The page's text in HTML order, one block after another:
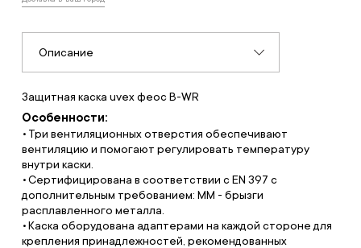
Описание
Защитная каска uvex феос B-WR
Особенности:
Три вентиляционных отверстия обеспечивают
вентиляцию и помогают регулировать температуру
внутри каски.
Сертифицирована в соответствии с EN 397 с
дополнительным требованием: ММ - брызги
расплавленного металла.
Каска оборудована адаптерами на каждой стороне для
крепления принадлежностей, рекомендованных